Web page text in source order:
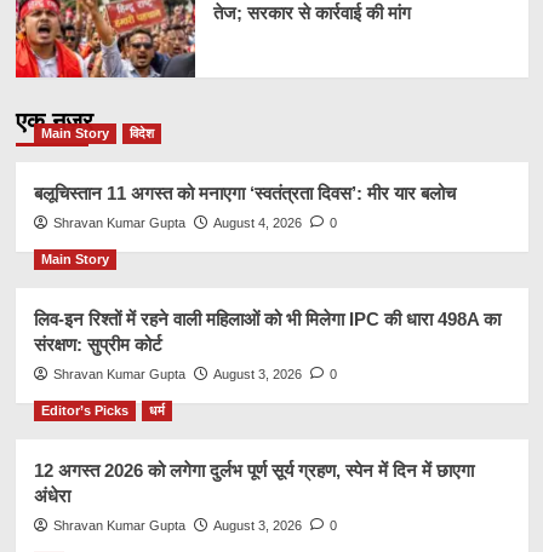
तेज; सरकार से कार्रवाई की मांग
एक नज़र
Main Story विदेश
बलूचिस्तान 11 अगस्त को मनाएगा ‘स्वतंत्रता दिवस’: मीर यार बलोच
Shravan Kumar Gupta August 4, 2026 0
Main Story
लिव-इन रिश्तों में रहने वाली महिलाओं को भी मिलेगा IPC की धारा 498A का
संरक्षण: सुप्रीम कोर्ट
Shravan Kumar Gupta August 3, 2026 0
Editor’s Picks धर्म
12 अगस्त 2026 को लगेगा दुर्लभ पूर्ण सूर्य ग्रहण, स्पेन में दिन में छाएगा
अंधेरा
Shravan Kumar Gupta August 3, 2026 0